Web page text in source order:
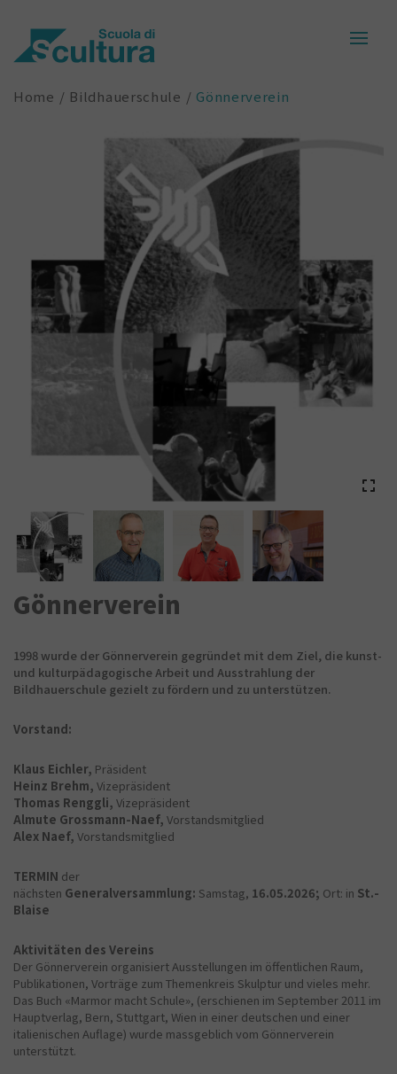
Home Bildhauerschule Gönnerverein
Gönnerverein
1998 wurde der Gönnerverein gegründet mit dem Ziel, die kunst-
und kulturpädagogische Arbeit und Ausstrahlung der
Bildhauerschule gezielt zu fördern und zu unterstützen.
Vorstand:
Klaus Eichler, Präsident
Heinz Brehm, Vizepräsident
Thomas Renggli, Vizepräsident
Almute Grossmann-Naef, Vorstandsmitglied
Alex Naef, Vorstandsmitglied
TERMIN der
nächsten Generalversammlung: Samstag, 16.05.2026; Ort: in St.-
Blaise
Aktivitäten des Vereins
Der Gönnerverein organisiert Ausstellungen im öffentlichen Raum,
Publikationen, Vorträge zum Themenkreis Skulptur und vieles mehr.
Das Buch «Marmor macht Schule», (erschienen im September 2011 im
Hauptverlag, Bern, Stuttgart, Wien in einer deutschen und einer
italienischen Auflage) wurde massgeblich vom Gönnerverein
unterstützt.